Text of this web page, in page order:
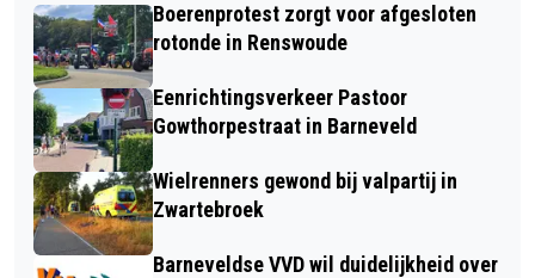
GT4 IN BMW M4 BIJ FK
PERFORMANCE
VOORTHUIZEN
Boerenprotest zorgt voor afgesloten
rotonde in Renswoude
Eenrichtingsverkeer Pastoor
Gowthorpestraat in Barneveld
Wielrenners gewond bij valpartij in
Zwartebroek
Barneveldse VVD wil duidelijkheid over